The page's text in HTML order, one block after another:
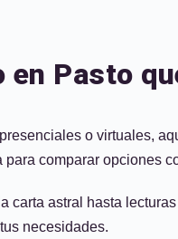
en Pasto
o virtuales,
comparar opciones
carta astral hasta
necesidades.